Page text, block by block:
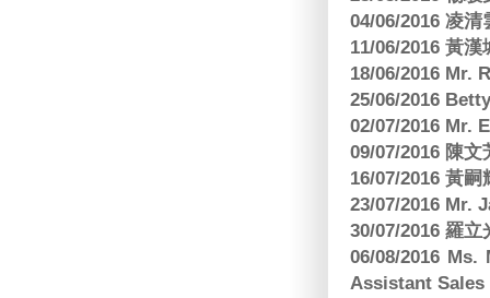
04/06/2016 凌
11/06/2016 黃
18/06/2016 Mr.
25/06/2016
02/07/2016 Mr.
09/07/2016 陳
16/07/2016 黃
23/07/2016 Mr.
30/07/2016 羅
06/08/2016
Assistant Sales